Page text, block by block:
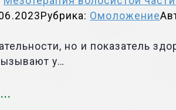
Рубрика: Омоложение
но и показатель
у…